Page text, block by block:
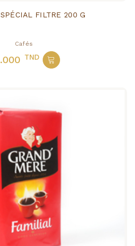
FILTRE 200 G
Cafés
TND